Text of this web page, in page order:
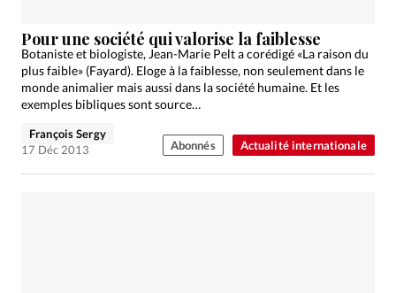
Actualité internationale
Pour une société qui valorise la faiblesse
Botaniste et biologiste, Jean-Marie Pelt a corédigé «La raison du
plus faible» (Fayard). Eloge à la faiblesse, non seulement dans le
monde animalier mais aussi dans la société humaine. Et les
exemples bibliques sont source…
François Sergy
17 Déc 2013
Abonnés